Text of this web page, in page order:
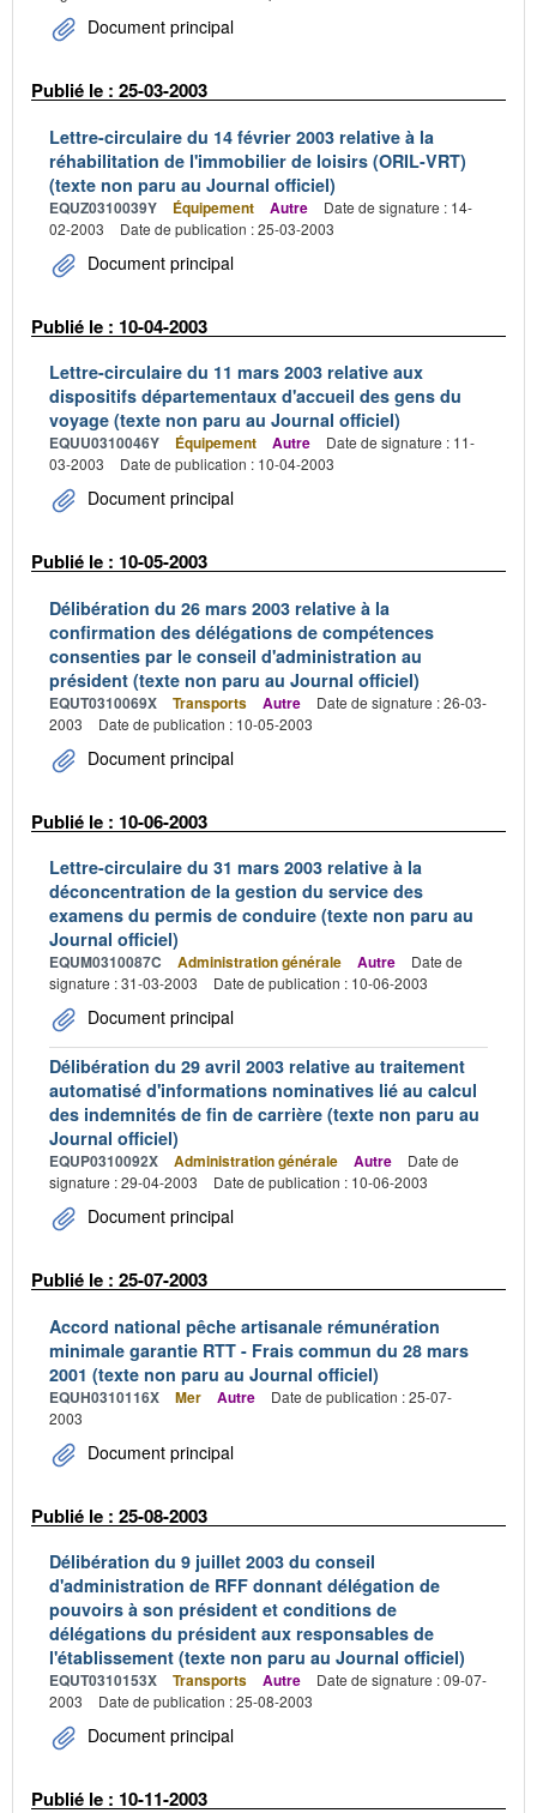
Document principal
Publié le : 25-03-2003
Lettre-circulaire du 14 février 2003 relative à la
réhabilitation de l'immobilier de loisirs (ORIL-VRT)
(texte non paru au Journal officiel)
EQUZ0310039Y Équipement Autre
Date de signature : 14-
02-2003
Date de publication : 25-03-2003
Document principal
Publié le : 10-04-2003
Lettre-circulaire du 11 mars 2003 relative aux
dispositifs départementaux d'accueil des gens du
voyage (texte non paru au Journal officiel)
EQUU0310046Y Équipement Autre
Date de signature : 11-
03-2003
Date de publication : 10-04-2003
Document principal
Publié le : 10-05-2003
Délibération du 26 mars 2003 relative à la
confirmation des délégations de compétences
consenties par le conseil d'administration au
président (texte non paru au Journal officiel)
EQUT0310069X Transports Autre
Date de signature : 26-03-
2003
Date de publication : 10-05-2003
Document principal
Publié le : 10-06-2003
Lettre-circulaire du 31 mars 2003 relative à la
déconcentration de la gestion du service des
examens du permis de conduire (texte non paru au
Journal officiel)
EQUM0310087C Administration générale Autre
Date de
signature : 31-03-2003
Date de publication : 10-06-2003
Document principal
Délibération du 29 avril 2003 relative au traitement
automatisé d'informations nominatives lié au calcul
des indemnités de fin de carrière (texte non paru au
Journal officiel)
EQUP0310092X Administration générale Autre
Date de
signature : 29-04-2003
Date de publication : 10-06-2003
Document principal
Publié le : 25-07-2003
Accord national pêche artisanale rémunération
minimale garantie RTT - Frais commun du 28 mars
2001 (texte non paru au Journal officiel)
EQUH0310116X Mer Autre
Date de publication : 25-07-
2003
Document principal
Publié le : 25-08-2003
Délibération du 9 juillet 2003 du conseil
d'administration de RFF donnant délégation de
pouvoirs à son président et conditions de
délégations du président aux responsables de
l'établissement (texte non paru au Journal officiel)
EQUT0310153X Transports Autre
Date de signature : 09-07-
2003
Date de publication : 25-08-2003
Document principal
Publié le : 10-11-2003